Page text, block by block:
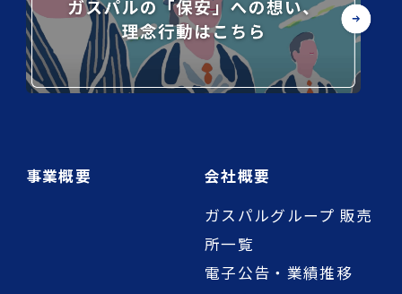
事業概要
会社概要
ガスパルグループ 販売
所一覧
電子公告・業績推移